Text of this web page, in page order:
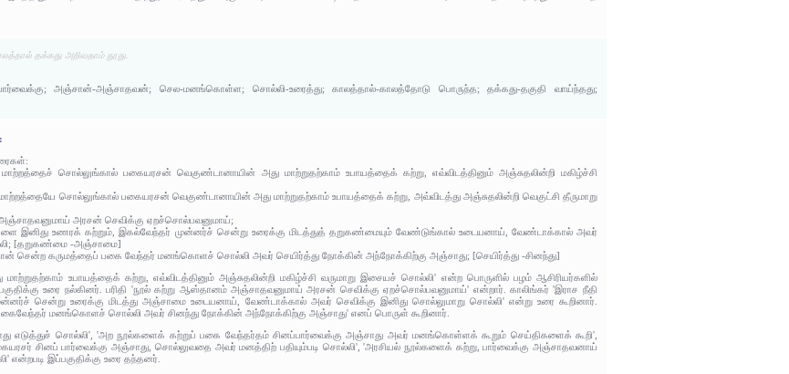
தக்கது அறிவதாம் தூது.
அஞ்சான்-அஞ்சாதவன்; செல-மனங்கொள்ள; சொல்லி-உரைத்து; காலத்தால்-காலத்தோடு பொருந்த; தக்கது-தகுதி வாய்ந்தது;
சொல்லுங்கால் பகையரசன் வெகுண்டானாயின் அது மாற்றுதற்காம் உபாயத்தைக் கற்று, எவ்விடத்தினும் அஞ்சுதலின்றி மகிழ்ச்சி
சொல்லுங்கால் பகையரசன் வெகுண்டானாயின் அது மாற்றுதற்காம் உபாயத்தைக் கற்று, அவ்விடத்து அஞ்சுதலின்றி வெகுட்சி தீருமாறு
அஞ்சாதவனுமாய் அரசன் செவிக்கு ஏறச்சொல்பவனுமாய்;
இனிது உணரக் கற்றும், இகல்வேந்தர் முன்னர்ச் சென்று உரைக்கு மிடத்துத் தறுகண்மையும் வேண்டுங்கால் உடையனாய், வேண்டாக்கால் அவர்
[தறுகண்மை -அஞ்சாமை]
சென்ற கருமத்தைப் பகை வேந்தர் மனங்கொளச் சொல்லி அவர் செயிர்த்து நோக்கின் அந்நோக்கிற்கு அஞ்சாது; [செயிர்த்து -சினந்து]
உபாயத்தைக் கற்று, எவ்விடத்தினும் அஞ்சுதலின்றி மகிழ்ச்சி வருமாறு இசையச் சொல்லி' என்ற பொருளில் பழம் ஆசிரியர்களில்
உரை நல்கினர். பரிதி 'நூல் கற்று ஆஸ்தானம் அஞ்சாதவனுமாய் அரசன் செவிக்கு ஏறச்சொல்பவனுமாய்' என்றார். காலிங்கர் 'இராச நீதி
சென்று உரைக்கு மிடத்து அஞ்சாமை உடையனாய், வேண்டாக்கால் அவர் செவிக்கு இனிது சொல்லுமாறு சொல்லி' என்று உரை கூறினார்.
பகைவேந்தர் மனங்கொளச் சொல்லி அவர் சினந்து நோக்கின் அந்நோக்கிற்கு அஞ்சாது' எனப் பொருள் கூறினார்.
எடுத்துச் சொல்லி', 'அற நூல்களைக் கற்றுப் பகை வேந்தர்தம் சினப்பார்வைக்கு அஞ்சாது அவர் மனங்கொள்ளக் கூறும் செய்திகளைக் கூறி',
சினப் பார்வைக்கு அஞ்சாது, சொல்லுவதை அவர் மனத்திற் பதியும்படி சொல்லி', 'அரசியல் நூல்களைக் கற்று, பார்வைக்கு அஞ்சாதவனாய்
இப்பகுதிக்கு உரை தந்தனர்.